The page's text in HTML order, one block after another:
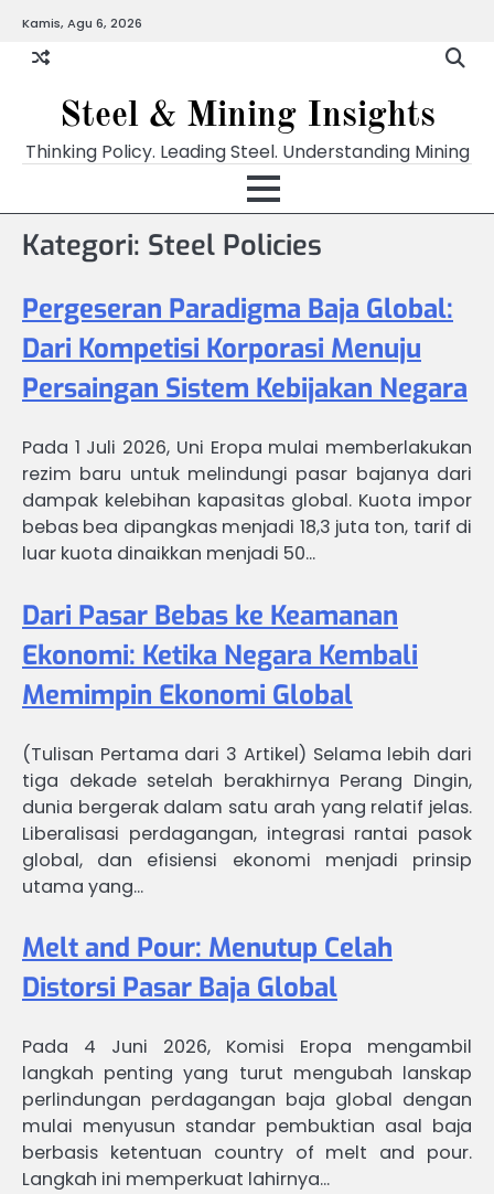
content
Kamis, Agu 6, 2026
Steel & Mining Insights
Thinking Policy. Leading Steel. Understanding Mining
Kategori: Steel Policies
Pergeseran Paradigma Baja Global:
Dari Kompetisi Korporasi Menuju
Persaingan Sistem Kebijakan Negara
Pada 1 Juli 2026, Uni Eropa mulai memberlakukan
rezim baru untuk melindungi pasar bajanya dari
dampak kelebihan kapasitas global. Kuota impor
bebas bea dipangkas menjadi 18,3 juta ton, tarif di
luar kuota dinaikkan menjadi 50…
Dari Pasar Bebas ke Keamanan
Ekonomi: Ketika Negara Kembali
Memimpin Ekonomi Global
(Tulisan Pertama dari 3 Artikel) Selama lebih dari
tiga dekade setelah berakhirnya Perang Dingin,
dunia bergerak dalam satu arah yang relatif jelas.
Liberalisasi perdagangan, integrasi rantai pasok
global, dan efisiensi ekonomi menjadi prinsip
utama yang…
Melt and Pour: Menutup Celah
Distorsi Pasar Baja Global
Pada 4 Juni 2026, Komisi Eropa mengambil
langkah penting yang turut mengubah lanskap
perlindungan perdagangan baja global dengan
mulai menyusun standar pembuktian asal baja
berbasis ketentuan country of melt and pour.
Langkah ini memperkuat lahirnya…